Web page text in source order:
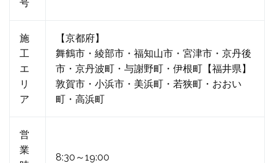
号
施
工
エ
リ
ア
【京都府】
舞鶴市・綾部市・福知山市・宮津市・京丹後
市・京丹波町・与謝野町・伊根町【福井県】
敦賀市・小浜市・美浜町・若狭町・おおい
町・高浜町
営
業
8:30～19:00